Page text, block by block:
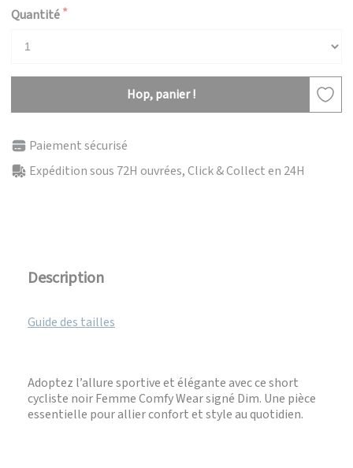
Quantité
Hop, panier !
Paiement sécurisé
Expédition sous 72H ouvrées, Click & Collect en 24H
Description
Guide des tailles
Adoptez l’allure sportive et élégante avec ce short
cycliste noir Femme Comfy Wear signé Dim. Une pièce
essentielle pour allier confort et style au quotidien.